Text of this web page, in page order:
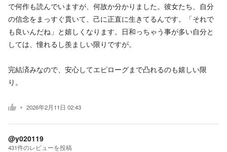
で何作も読んでいますが、何故か分かりました。彼女たち、自分
の信念をまっすぐ貫いて、己に正直に生きてるんです。「それで
も良いんだね」と嬉しくなります。日和っちゃう事が多い自分と
しては、憧れるし羨ましい限りですが。
完結済みなので、安心してエピローグまで凸れるのも嬉しい限
り。
2026年2月11日 02:43
@y020119
431件のレビューを投稿